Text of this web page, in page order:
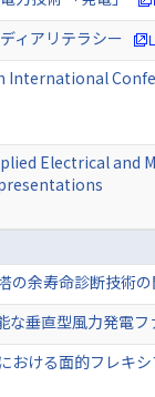
ィアリテラシー
Electrical and
の余寿命診断技術
な垂直型風力発電
おける面的フレキ